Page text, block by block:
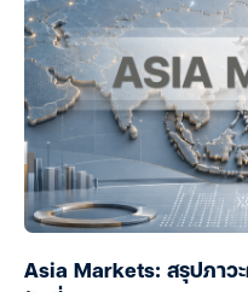
Asia Markets: สรุปภาวะ